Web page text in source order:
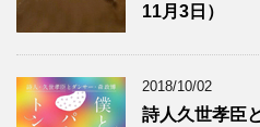
11月3日）
2018/10/02
詩人久世孝臣